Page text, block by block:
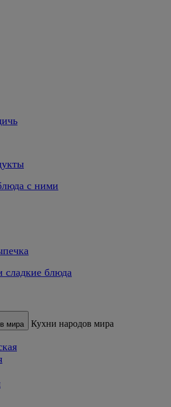
с ними
сладкие блюда
мира Кухни народов мира